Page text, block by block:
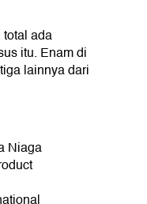
ada
itu. Enam di
lainnya dari
Niaga